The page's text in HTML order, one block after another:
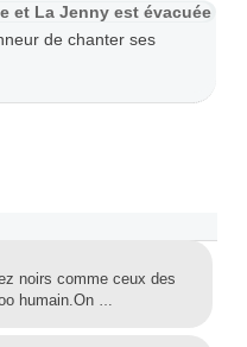
et La Jenny est évacuée
de chanter ses
noirs comme ceux des
humain.On …